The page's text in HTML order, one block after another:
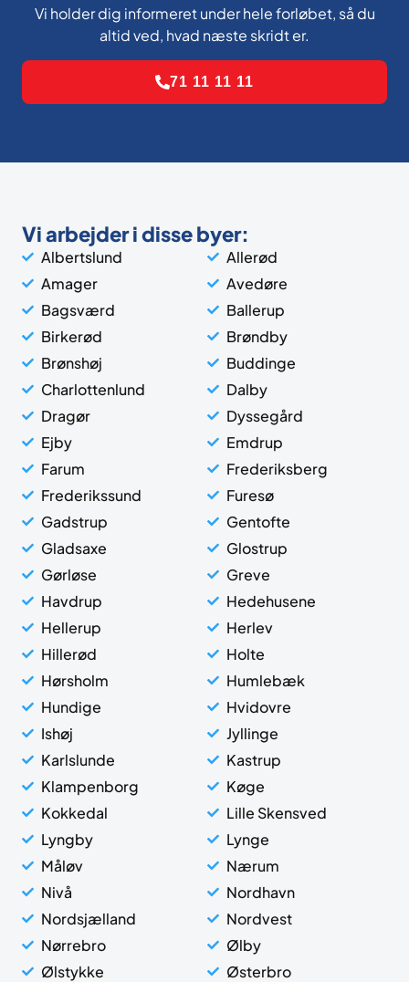
Vi holder dig informeret under hele forløbet, så du
altid ved, hvad næste skridt er.
71 11 11 11
Vi arbejder i disse byer:
Albertslund
Allerød
Amager
Avedøre
Bagsværd
Ballerup
Birkerød
Brøndby
Brønshøj
Buddinge
Charlottenlund
Dalby
Dragør
Dyssegård
Ejby
Emdrup
Farum
Frederiksberg
Frederikssund
Furesø
Gadstrup
Gentofte
Gladsaxe
Glostrup
Gørløse
Greve
Havdrup
Hedehusene
Hellerup
Herlev
Hillerød
Holte
Hørsholm
Humlebæk
Hundige
Hvidovre
Ishøj
Jyllinge
Karlslunde
Kastrup
Klampenborg
Køge
Kokkedal
Lille Skensved
Lyngby
Lynge
Måløv
Nærum
Nivå
Nordhavn
Nordsjælland
Nordvest
Nørrebro
Ølby
Ølstykke
Østerbro